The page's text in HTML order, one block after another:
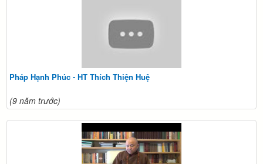
Pháp Hạnh Phúc - HT Thích Thiện Huệ
(9 năm trước)